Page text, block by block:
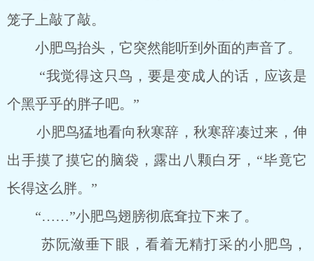
笼子上敲了敲。
小肥鸟抬头，它突然能听到外面的声音了。
“我觉得这只鸟，要是变成人的话，应该是
个黑乎乎的胖子吧。”
小肥鸟猛地看向秋寒辞，秋寒辞凑过来，伸
出手摸了摸它的脑袋，露出八颗白牙，“毕竟它
长得这么胖。”
“……”小肥鸟翅膀彻底耷拉下来了。
苏阮潋垂下眼，看着无精打采的小肥鸟，